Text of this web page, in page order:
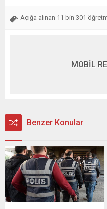
Açığa alınan 11 bin 301
MOBİL
Benzer Konular